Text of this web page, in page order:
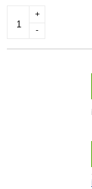
-
+